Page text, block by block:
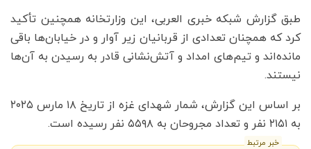
طبق گزارش شبکه خبری العربی، این وزارتخانه همچنین تأکید
کرد که همچنان تعدادی از قربانیان زیر آوار و در خیابان‌ها باقی
مانده‌اند و تیم‌های امداد و آتش‌نشانی قادر به رسیدن به آن‌ها
نیستند.
بر اساس این گزارش، شمار شهدای غزه از تاریخ ۱۸ مارس ۲۰۲۵
به ۲۱۵۱ نفر و تعداد مجروحان به ۵۵۹۸ نفر رسیده است.
خبر مرتبط